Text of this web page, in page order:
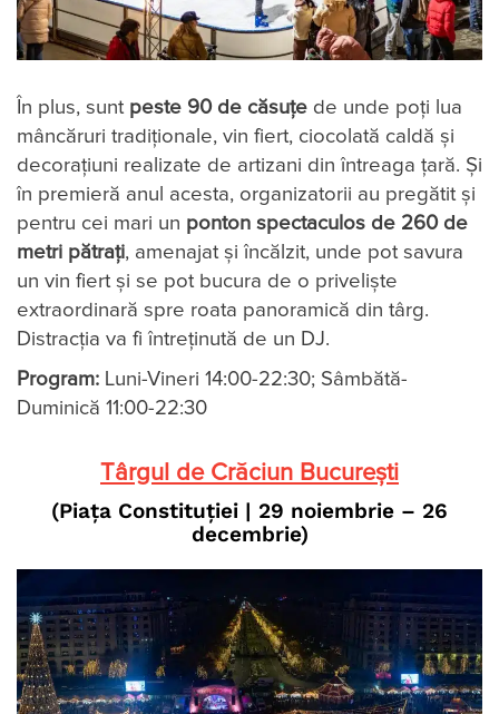
În plus, sunt peste 90 de căsuțe de unde poți lua
mâncăruri tradiționale, vin fiert, ciocolată caldă și
decorațiuni realizate de artizani din întreaga țară. Și
în premieră anul acesta, organizatorii au pregătit și
pentru cei mari un ponton spectaculos de 260 de
metri pătrați, amenajat și încălzit, unde pot savura
un vin fiert și se pot bucura de o priveliște
extraordinară spre roata panoramică din târg.
Distracția va fi întreținută de un DJ.
Program: Luni-Vineri 14:00-22:30; Sâmbătă-
Duminică 11:00-22:30
Târgul de Crăciun București
(Piața Constituției | 29 noiembrie – 26
decembrie)